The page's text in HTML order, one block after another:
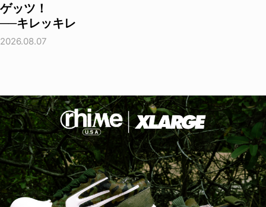
ゲッツ！
──キレッキレ
2026.08.07